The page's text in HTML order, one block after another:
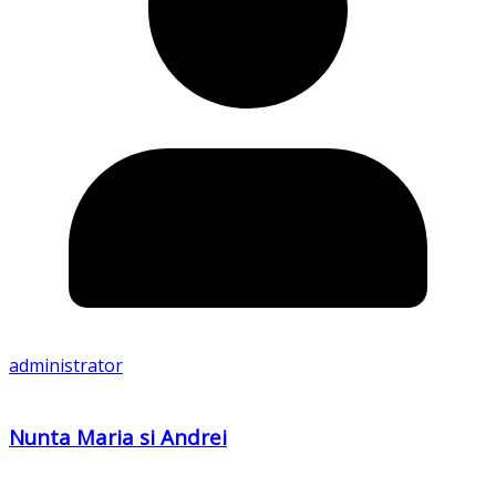
administrator
Nunta Maria si Andrei